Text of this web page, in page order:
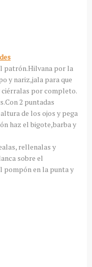
patrón.Hilvana por la
y nariz,jala para que
por completo.
2 puntadas
de los ojos y pega
haz el bigote,barba y
rellenalas y
sobre el
pompón en la punta y